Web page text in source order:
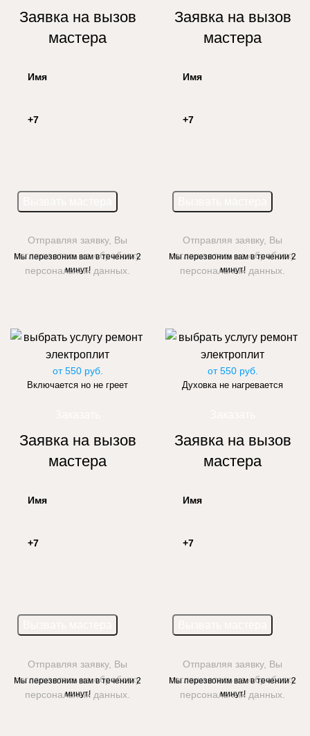
Заявка на вызов
мастера
Отправляя заявку, Вы
соглашаетесь на обработку
персональных данных.
Мы перезвоним вам в течении 2
минут!
Заявка на вызов
мастера
Отправляя заявку, Вы
соглашаетесь на обработку
персональных данных.
Мы перезвоним вам в течении 2
минут!
от 550 руб.
Включается но не греет
Заявка на вызов
мастера
Отправляя заявку, Вы
соглашаетесь на обработку
персональных данных.
Мы перезвоним вам в течении 2
минут!
от 550 руб.
Духовка не нагревается
Заявка на вызов
мастера
Отправляя заявку, Вы
соглашаетесь на обработку
персональных данных.
Мы перезвоним вам в течении 2
минут!